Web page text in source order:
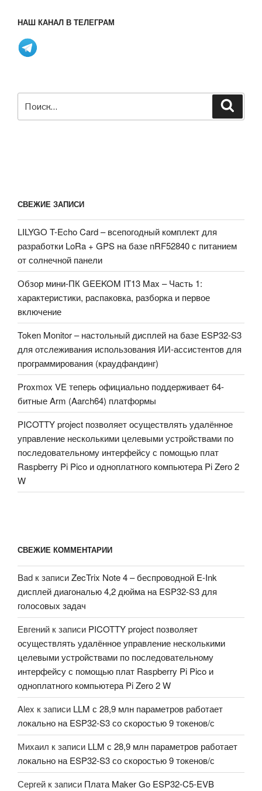
НАШ КАНАЛ В ТЕЛЕГРАМ
СВЕЖИЕ ЗАПИСИ
LILYGO T-Echo Card – всепогодный комплект для
разработки LoRa + GPS на базе nRF52840 с питанием
от солнечной панели
Обзор мини-ПК GEEKOM IT13 Max – Часть 1:
характеристики, распаковка, разборка и первое
включение
Token Monitor – настольный дисплей на базе ESP32-S3
для отслеживания использования ИИ-ассистентов для
программирования (краудфандинг)
Proxmox VE теперь официально поддерживает 64-
битные Arm (Aarch64) платформы
PICOTTY project позволяет осуществлять удалённое
управление несколькими целевыми устройствами по
последовательному интерфейсу с помощью плат
Raspberry Pi Pico и одноплатного компьютера Pi Zero 2
W
СВЕЖИЕ КОММЕНТАРИИ
Bad к записиZecTrix Note 4 – беспроводной E-Ink
дисплей диагональю 4,2 дюйма на ESP32-S3 для
голосовых задач
Евгений к записи PICOTTY project позволяет
осуществлять удалённое управление несколькими
целевыми устройствами по последовательному
интерфейсу с помощью плат Raspberry Pi Pico и
одноплатного компьютера Pi Zero 2 W
Alex к записи LLM с 28,9 млн параметров работает
локально на ESP32-S3 со скоростью 9 токенов/с
Михаил к записи LLM с 28,9 млн параметров работает
локально на ESP32-S3 со скоростью 9 токенов/с
Сергей к записи Плата Maker Go ESP32-C5-EVB